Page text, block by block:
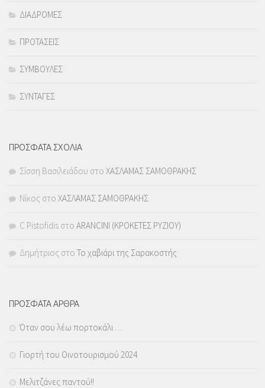
ΔΙΑΔΡΟΜΕΣ
ΠΡΟΤΑΣΕΙΣ
ΣΥΜΒΟΥΛΕΣ
ΣΥΝΤΑΓΕΣ
ΠΡΟΣΦΑΤΑ ΣΧΟΛΙΑ
Σίσση Βασιλειάδου στο ΧΑΣΛΑΜΑΣ ΣΑΜΟΘΡΑΚΗΣ
Νίκος στο ΧΑΣΛΑΜΑΣ ΣΑΜΟΘΡΑΚΗΣ
C Pistofidis στο ARANCINI (ΚΡΟΚΕΤΕΣ ΡΥΖΙΟΥ)
Δημήτριος στο Το χαβιάρι της Σαρακοστής
ΠΡΟΣΦΑΤΑ ΑΡΘΡΑ
Όταν σου λέω πορτοκάλι …
Γιορτή του Οινοτουρισμού 2024
Μελιτζάνες παντού!!